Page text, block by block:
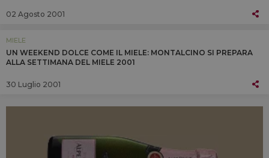
02 Agosto 2001
MIELE
UN WEEKEND DOLCE COME IL MIELE: MONTALCINO SI PREPARA
ALLA SETTIMANA DEL MIELE 2001
30 Luglio 2001